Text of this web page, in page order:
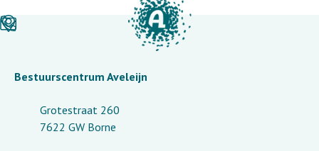
Bestuurscentrum Aveleijn
Grotestraat 260
7622 GW Borne